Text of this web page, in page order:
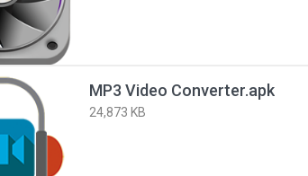
MP3 Video Converter.apk
24,873 KB